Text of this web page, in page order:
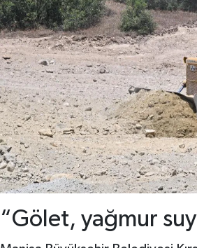
“Gölet, yağmur